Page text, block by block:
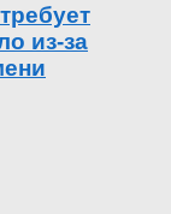
из-за